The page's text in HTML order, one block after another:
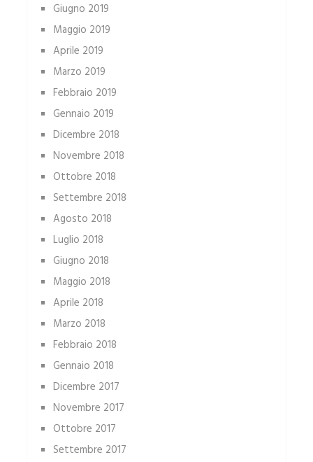
Giugno 2019
Maggio 2019
Aprile 2019
Marzo 2019
Febbraio 2019
Gennaio 2019
Dicembre 2018
Novembre 2018
Ottobre 2018
Settembre 2018
Agosto 2018
Luglio 2018
Giugno 2018
Maggio 2018
Aprile 2018
Marzo 2018
Febbraio 2018
Gennaio 2018
Dicembre 2017
Novembre 2017
Ottobre 2017
Settembre 2017